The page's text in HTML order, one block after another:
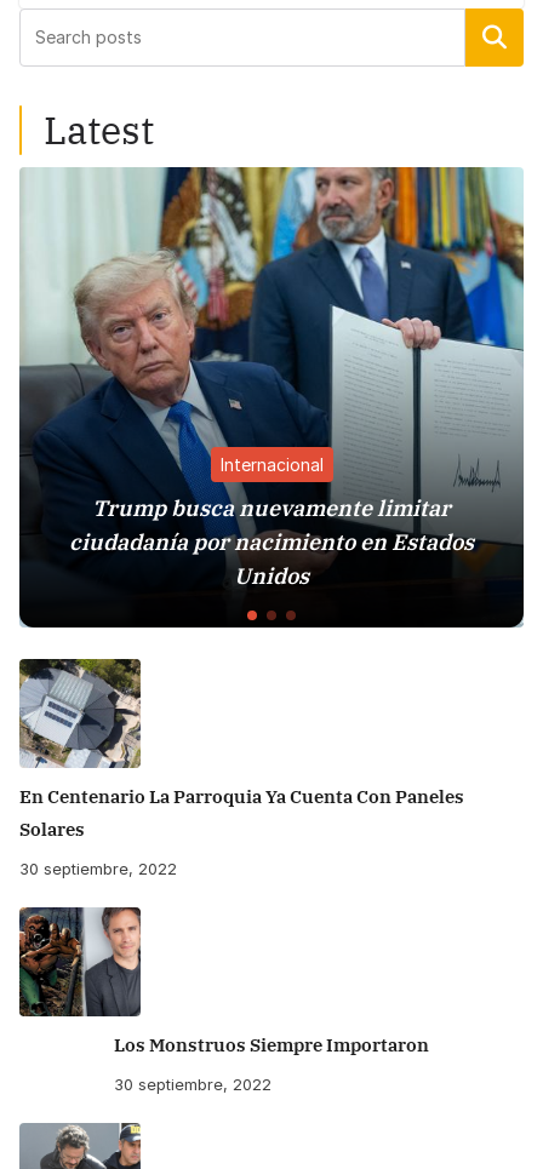
Buscar
Latest
Internacional
Trump busca nuevamente limitar
ciudadanía por nacimiento en Estados
Unidos
En Centenario La Parroquia Ya Cuenta Con Paneles
Solares
30 septiembre, 2022
Los Monstruos Siempre Importaron
30 septiembre, 2022